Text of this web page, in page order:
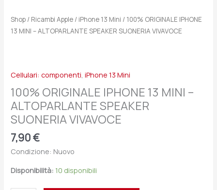
Shop / Ricambi Apple / iPhone 13 Mini / 100% ORIGINALE IPHONE
13 MINI – ALTOPARLANTE SPEAKER SUONERIA VIVAVOCE
Cellulari: componenti,iPhone 13 Mini
100% ORIGINALE IPHONE 13 MINI –
ALTOPARLANTE SPEAKER
SUONERIA VIVAVOCE
7,90€
Condizione: Nuovo
Disponibilità: 10 disponibili